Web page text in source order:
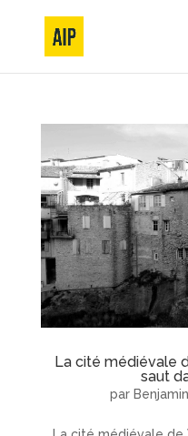
La cité médiévale
saut
par Benjamin